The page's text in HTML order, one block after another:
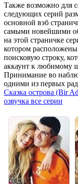
Также возможно для
следующих серий
основной вэб
самыми новейшими
на этой страничке
котором
поисковую строку,
аккаунт к любимому
Принимание во
одними из первых
Сказка острова (Bir
озвучка все серии